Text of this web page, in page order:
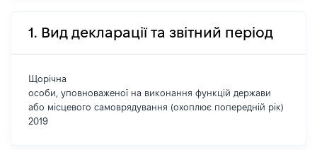
1. Вид декларації та звітний період
Щорічна
особи, уповноваженої на виконання функцій держави
або місцевого самоврядування (охоплює попередній рік)
2019